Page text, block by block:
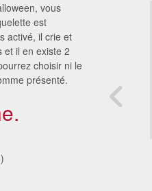
vous
est
activé, il crie et
et il en existe 2
choisir ni le
présenté.
avec 6 arraignées